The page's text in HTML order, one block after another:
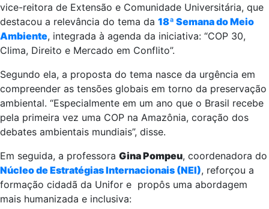
vice-reitora de Extensão e Comunidade Universitária, que
destacou a relevância do tema da 18ª Semana do Meio
Ambiente, integrada à agenda da iniciativa: “COP 30,
Clima, Direito e Mercado em Conflito”.
Segundo ela, a proposta do tema nasce da urgência em
compreender as tensões globais em torno da preservação
ambiental. “Especialmente em um ano que o Brasil recebe
pela primeira vez uma COP na Amazônia, coração dos
debates ambientais mundiais”, disse.
Em seguida, a professora Gina Pompeu, coordenadora do
Núcleo de Estratégias Internacionais (NEI), reforçou a
formação cidadã da Unifor e propôs uma abordagem
mais humanizada e inclusiva: